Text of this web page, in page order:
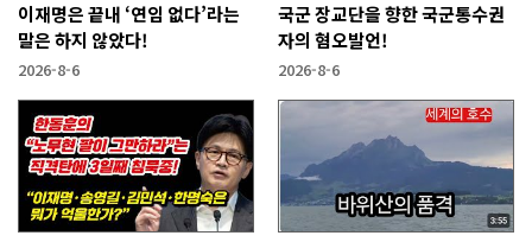
이재명은 끝내 ‘연임 없다’라는
말은 하지 않았다!
2026-8-6
국군 장교단을 향한 국군통수권
자의 혐오발언!
2026-8-6